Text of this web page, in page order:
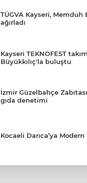
TÜGVA Kayseri, Memduh
ağırladı
Kayseri TEKNOFEST
Büyükkılıç'la buluştu
İzmir Güzelbahçe
gıda denetimi
Kocaeli Darıca’ya Modern